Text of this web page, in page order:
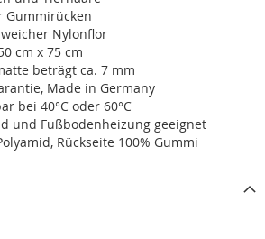
Nylonflor
cm x 75 cm
beträgt ca. 7 mm
Made in Germany
bei 40°C oder 60°C
und Fußbodenheizung geeignet
Rückseite 100% Gummi